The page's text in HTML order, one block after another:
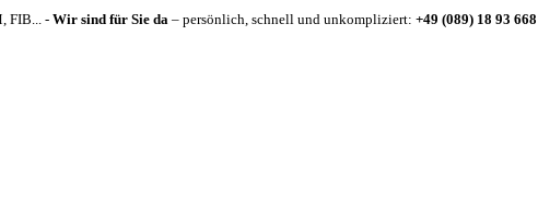
FIB... - Wir sind für Sie da – persönlich, schnell und unkompliziert: +49 (089) 18 93